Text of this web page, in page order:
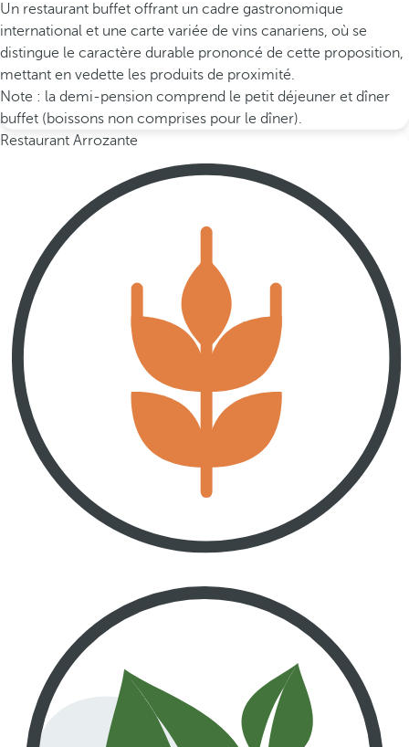
Un restaurant buffet offrant un cadre gastronomique
international et une carte variée de vins canariens, où se
distingue le caractère durable prononcé de cette proposition,
mettant en vedette les produits de proximité.
Note : la demi-pension comprend le petit déjeuner et dîner
buffet (boissons non comprises pour le dîner).
Restaurant Arrozante